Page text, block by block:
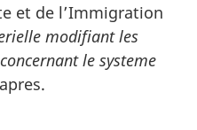
et de l’Immigration
modifiant les
le systeme